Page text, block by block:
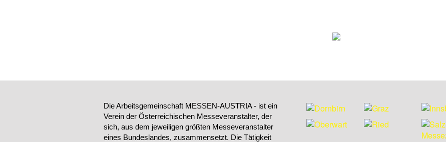
Die Arbeitsgemeinschaft MESSEN-AUSTRIA - ist ein
Verein der Österreichischen Messeveranstalter, der
sich, aus dem jeweiligen größten Messeveranstalter
eines Bundeslandes, zusammensetzt. Die Tätigkeit